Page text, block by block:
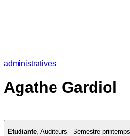
administratives
Agathe Gardiol
Etudiante, Auditeurs - Semestre printemps